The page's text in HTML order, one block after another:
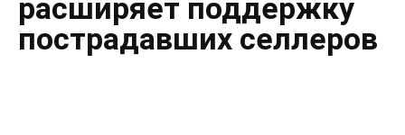
расширяет поддержку
пострадавших селлеров